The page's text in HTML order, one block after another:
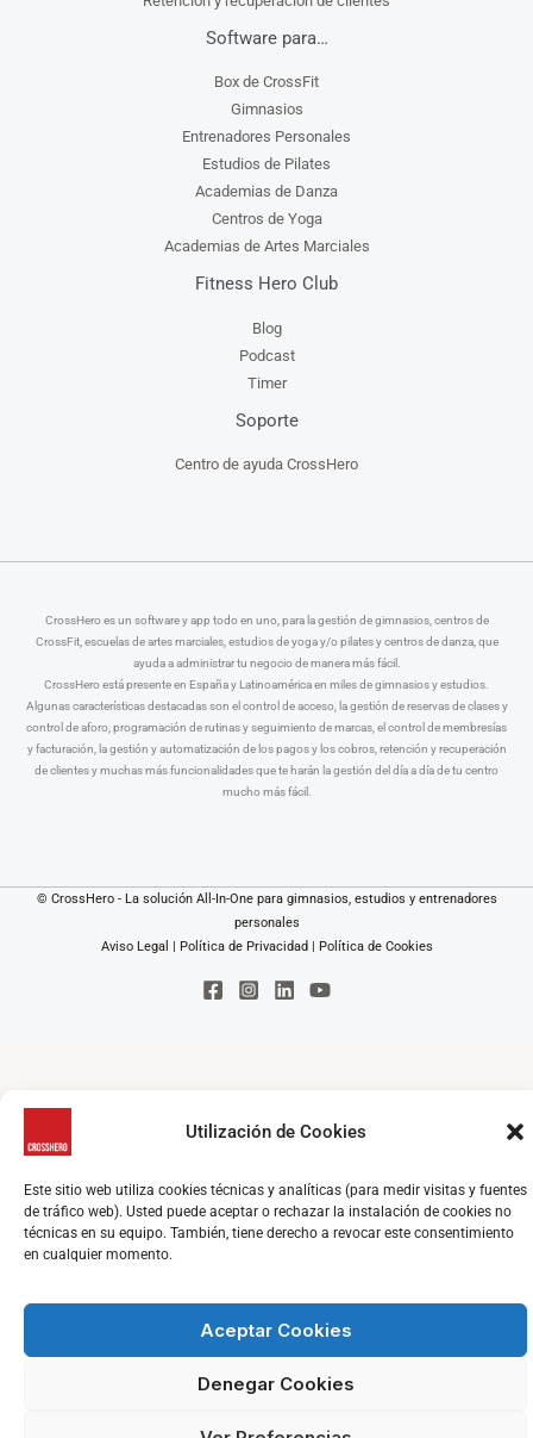
Utilización de Cookies
Este sitio web utiliza cookies técnicas y analíticas (para medir visitas y fuentes
de tráfico web). Usted puede aceptar o rechazar la instalación de cookies no
técnicas en su equipo. También, tiene derecho a revocar este consentimiento
en cualquier momento.
Aceptar Cookies
Denegar Cookies
Software para…
Box de CrossFit
Gimnasios
Entrenadores Personales
Estudios de Pilates
Academias de Danza
Centros de Yoga
Academias de Artes Marciales
Fitness Hero Club
Blog
Podcast
Timer
Soporte
Centro de ayuda CrossHero
CrossHero es un software y app todo en uno, para la gestión de gimnasios, centros de
CrossFit, escuelas de artes marciales, estudios de yoga y/o pilates y centros de danza, que
ayuda a administrar tu negocio de manera más fácil.
CrossHero está presente en España y Latinoamérica en miles de gimnasios y estudios.
Algunas características destacadas son el control de acceso, la gestión de reservas de clases y
control de aforo, programación de rutinas y seguimiento de marcas, el control de membresías
y facturación, la gestión y automatización de los pagos y los cobros, retención y recuperación
de clientes y muchas más funcionalidades que te harán la gestión del día a día de tu centro
mucho más fácil.
© CrossHero - La solución All-In-One para gimnasios, estudios y entrenadores
personales
Aviso Legal
Política de Privacidad Política de Cookies